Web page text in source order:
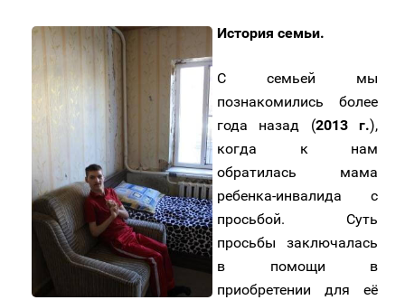
История семьи.
С семьей мы
познакомились более
года назад (2013 г.),
когда к нам
обратилась мама
ребенка-инвалида с
просьбой. Суть
просьбы заключалась
в помощи в
приобретении для её